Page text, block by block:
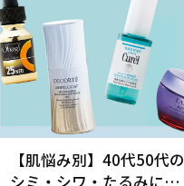
【肌悩み別】40代50代の
シミ・シワ・たるみに…